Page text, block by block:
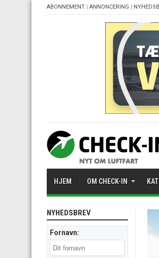
ABONNEMENT | ANNONCERING |
HJEM OM CHECK-IN
NYHEDSBREV
Fornavn: